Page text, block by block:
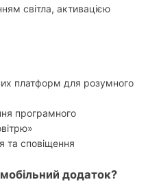
світла, активацією
платформ для розумного
програмного
та сповіщення
додаток?